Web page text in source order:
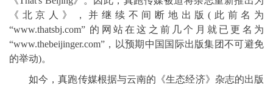
《北京人》，并继续不间断地出版(此前名为
“www.thatsbj.com” 的网站在这之前几个月就已更名为
“www.thebeijinger.com”，以预期中国国际出版集团不可避免
的举动)。
如今，真跑传媒根据与云南的《生态经济》杂志的出版